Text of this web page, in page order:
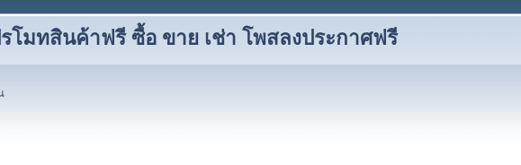
มทสินค้าฟรี ซื้อ ขาย เช่า โพสลงประกาศฟรี